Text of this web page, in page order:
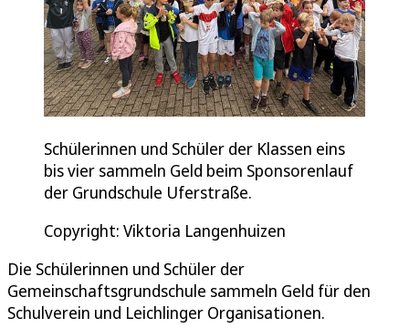
Schülerinnen und Schüler der Klassen eins
bis vier sammeln Geld beim Sponsorenlauf
der Grundschule Uferstraße.
Copyright: Viktoria Langenhuizen
Die Schülerinnen und Schüler der
Gemeinschaftsgrundschule sammeln Geld für den
Schulverein und Leichlinger Organisationen.